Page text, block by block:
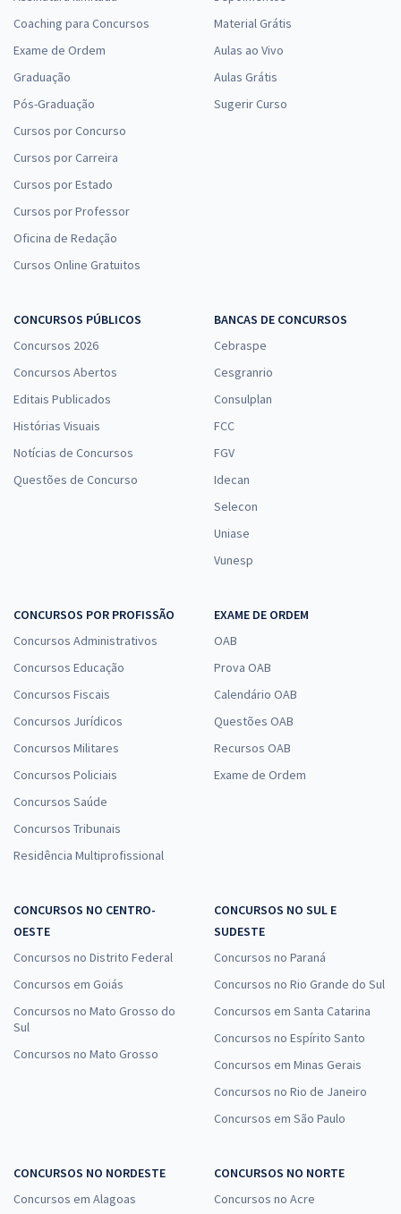
Coaching para Concursos
Exame de Ordem
Graduação
Pós-Graduação
Cursos por Concurso
Cursos por Carreira
Cursos por Estado
Cursos por Professor
Oficina de Redação
Cursos Online Gratuitos
Material Grátis
Aulas ao Vivo
Aulas Grátis
Sugerir Curso
CONCURSOS PÚBLICOS
Concursos 2026
Concursos Abertos
Editais Publicados
Histórias Visuais
Notícias de Concursos
Questões de Concurso
BANCAS DE CONCURSOS
Cebraspe
Cesgranrio
Consulplan
FCC
FGV
Idecan
Selecon
Uniase
Vunesp
CONCURSOS POR PROFISSÃO
Concursos Administrativos
Concursos Educação
Concursos Fiscais
Concursos Jurídicos
Concursos Militares
Concursos Policiais
Concursos Saúde
Concursos Tribunais
Residência Multiprofissional
EXAME DE ORDEM
OAB
Prova OAB
Calendário OAB
Questões OAB
Recursos OAB
Exame de Ordem
CONCURSOS NO CENTRO-
OESTE
Concursos no Distrito Federal
Concursos em Goiás
Concursos no Mato Grosso do
Sul
Concursos no Mato Grosso
CONCURSOS NO SUL E
SUDESTE
Concursos no Paraná
Concursos no Rio Grande do Sul
Concursos em Santa Catarina
Concursos no Espírito Santo
Concursos em Minas Gerais
Concursos no Rio de Janeiro
Concursos em São Paulo
CONCURSOS NO NORDESTE
Concursos em Alagoas
CONCURSOS NO NORTE
Concursos no Acre